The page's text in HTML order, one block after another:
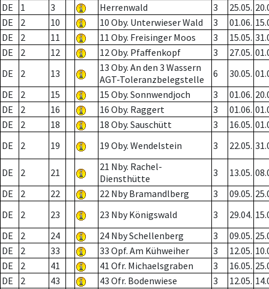
DE
1 3 Herrenwald 3 25.05.
DE
2 10 10 Oby. Unterwieser Wald 3 01.06.
DE
2 11 11 Oby. Freisinger Moos 3 15.05.
DE
2 12 12 Oby. Pfaffenkopf 3 27.05.
DE
2 13
13 Oby. An den 3 Wassern
AGT-Toleranzbelegstelle
6 30.05.
DE
2 15 15 Oby. Sonnwendjoch 3 01.06.
DE
2 16 16 Oby. Raggert 3 01.06.
DE
2 18 18 Oby. Sauschütt 3 16.05.
DE
2 19 19 Oby. Wendelstein 3 22.05.
DE 2 21
21 Nby. Rachel-
Diensthütte
3 13.05.
DE
2 22 22 Nby Bramandlberg 3 09.05.
DE
2 23 23 Nby Königswald 3 29.04.
DE
2 24 24 Nby Schellenberg 3 09.05.
DE
2 33 33 Opf. Am Kühweiher 3 12.05.
DE
2 41 41 Ofr. Michaelsgraben 3 16.05.
DE
2 43 43 Ofr. Bodenwiese 3 12.05.